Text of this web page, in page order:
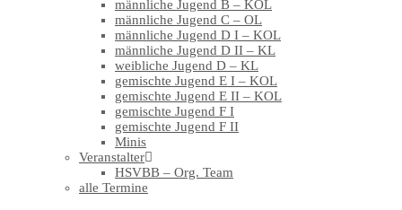
männliche Jugend B – KOL
männliche Jugend C – OL
männliche Jugend D I – KOL
männliche Jugend D II – KL
weibliche Jugend D – KL
gemischte Jugend E I – KOL
gemischte Jugend E II – KOL
gemischte Jugend F I
gemischte Jugend F II
Minis
Veranstalter
HSVBB – Org. Team
alle Termine